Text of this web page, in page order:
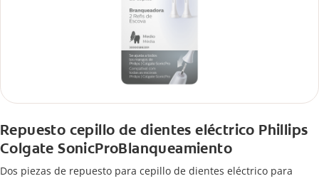
Repuesto cepillo de dientes eléctrico Phillips
Colgate SonicProBlanqueamiento
Dos piezas de repuesto para cepillo de dientes eléctrico para